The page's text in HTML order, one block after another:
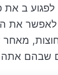
ב את
לאפשר את
מאחר
שבהם